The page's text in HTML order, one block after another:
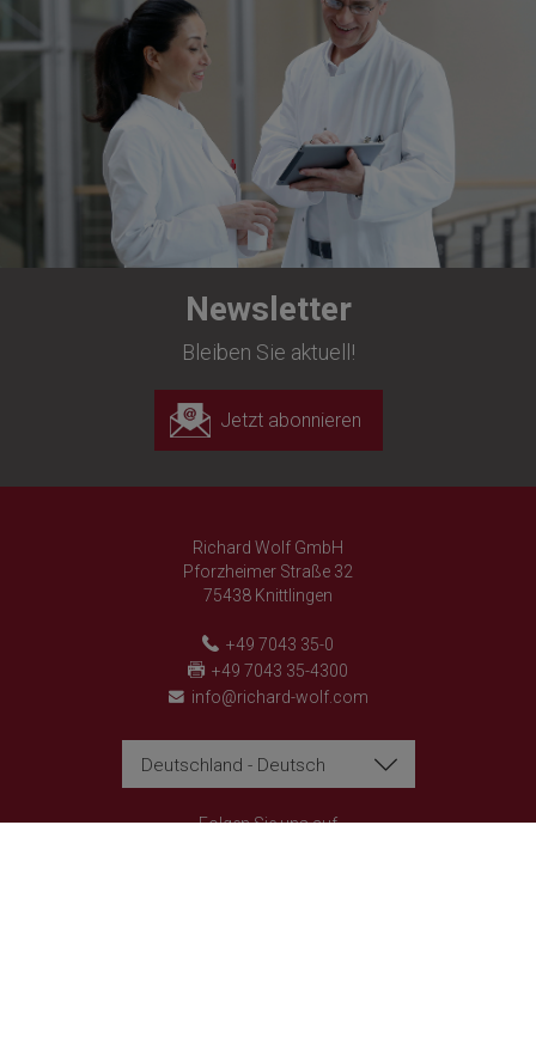
Newsletter
Bleiben Sie aktuell!
Jetzt abonnieren
Richard Wolf GmbH
Pforzheimer Straße 32
75438 Knittlingen
+49 7043 35-0
+49 7043 35-4300
info@richard-wolf.com
Deutschland - Deutsch
Folgen Sie uns auf